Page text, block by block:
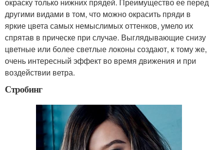
другими видами в том, что можно окрасить пряди в
яркие цвета самых немыслимых оттенков, умело их
спрятав в прическе при случае. Выглядывающие снизу
цветные или более светлые локоны создают, к тому же,
очень интересный эффект во время движения и при
воздействии ветра.
Стробинг